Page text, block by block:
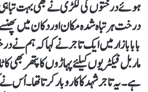
ہوئے درختوں کی لکڑی نےبھی بہت
درخت ہر تباہ شدہ مکان اور دکان میں
بابا بازار میں ایک تاجر نے کہا کہ ہم
ماربل فیکٹریوں کیلئے پہاڑوں کا پتھر بھی
ہے ۔ یہ تاجر شہد کا کاروبار کرتا تھا۔